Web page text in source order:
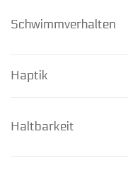
Schwimmverhalten
Haptik
Haltbarkeit